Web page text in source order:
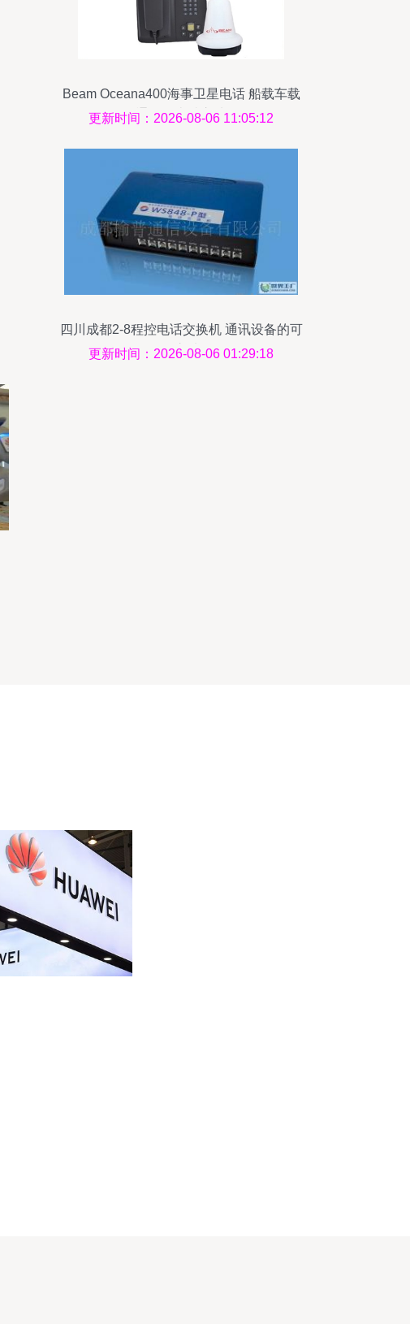
Beam Oceana400海事卫星电话 船载车载
通讯的卓越之选
更新时间：2026-08-06 11:05:12
四川成都2-8程控电话交换机 通讯设备的可
靠之选
更新时间：2026-08-06 01:29:18